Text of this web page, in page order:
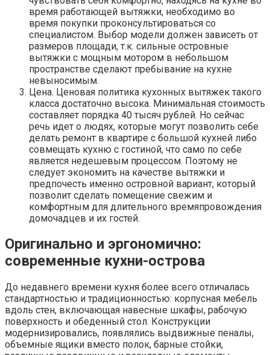
время работающей вытяжки, необходимо во
время покупки проконсультироваться со
специалистом. Выбор модели должен зависеть от
размеров площади, т.к. сильные островные
вытяжки с мощным мотором в небольшом
пространстве сделают пребывание на кухне
невыносимым.
Цена. Ценовая политика кухонных вытяжек такого
класса достаточно высока. Минимальная стоимость
составляет порядка 40 тысяч рублей. Но сейчас
речь идет о людях, которые могут позволить себе
делать ремонт в квартире с большой кухней либо
совмещать кухню с гостиной, что само по себе
является недешевым процессом. Поэтому не
следует экономить на качестве вытяжки и
предпочесть именно островной вариант, который
позволит сделать помещение свежим и
комфортным для длительного времяпровождения
домочадцев и их гостей.
Оригинально и эргономично:
современные кухни-острова
До недавнего времени кухня более всего отличалась
стандартностью и традиционностью: корпусная мебель
вдоль стен, включающая навесные шкафы, рабочую
поверхность и обеденный стол. Конструкции
модернизировались, появлялись выдвижные пеналы,
объемные ящики вместо полок, барные стойки,